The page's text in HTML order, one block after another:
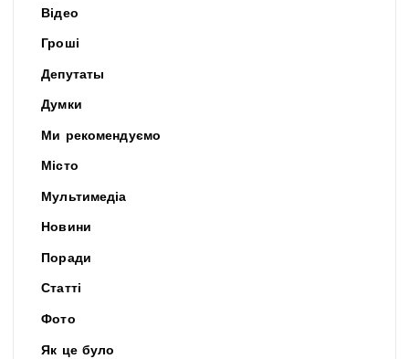
Відео
Гроші
Депутаты
Думки
Ми рекомендуємо
Місто
Мультимедіа
Новини
Поради
Статті
Фото
Як це було